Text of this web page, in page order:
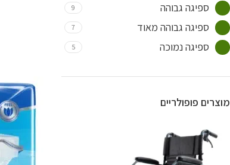
למבוגרים של חברת
Attends
3
ספיגה גבוהה 9
ספיגה גבוהה מאוד 7
ספיגה נמוכה 5
מוצרים פופולריים